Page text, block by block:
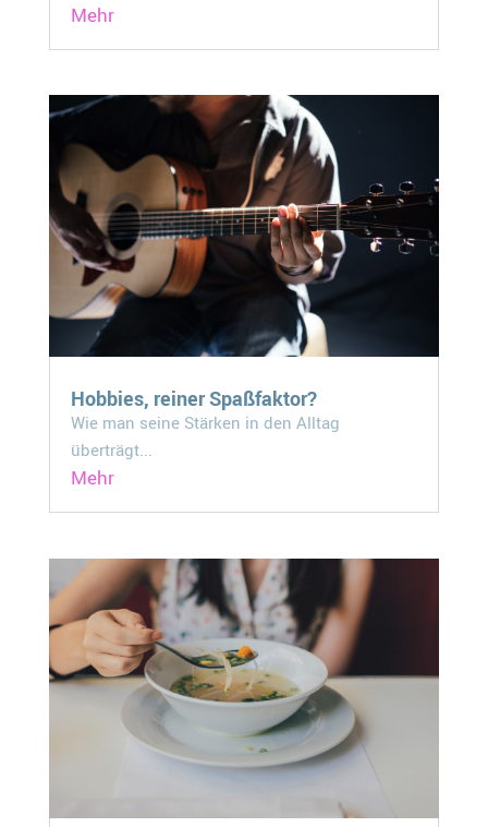
Mehr
Hobbies, reiner Spaßfaktor?
Wie man seine Stärken in den Alltag
überträgt...
Mehr